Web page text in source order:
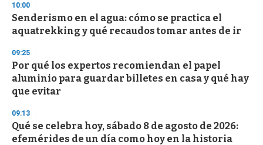
10:00
Senderismo en el agua: cómo se practica el
aquatrekking y qué recaudos tomar antes de ir
09:25
Por qué los expertos recomiendan el papel
aluminio para guardar billetes en casa y qué hay
que evitar
09:13
Qué se celebra hoy, sábado 8 de agosto de 2026:
efemérides de un día como hoy en la historia